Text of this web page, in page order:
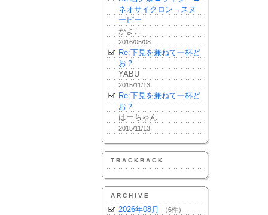
ネオサイクロン→スヌ
ーピー
かよこ
2016/05/08
Re:下見を兼ねて一杯ど
お？
YABU
2015/11/13
Re:下見を兼ねて一杯ど
お？
はーちゃん
2015/11/13
TRACKBACK
ARCHIVE
2026年08月 （6件）